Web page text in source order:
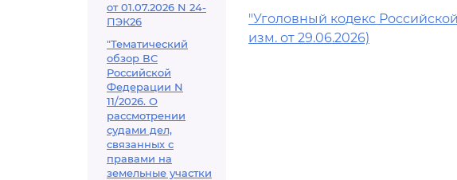
от 01.07.2026 N 24-
ПЭК26
"Тематический
обзор ВС
Российской
Федерации N
11/2026. О
рассмотрении
судами дел,
связанных с
правами на
земельные участки
"Уголовный кодекс
изм. от 29.06.2026)